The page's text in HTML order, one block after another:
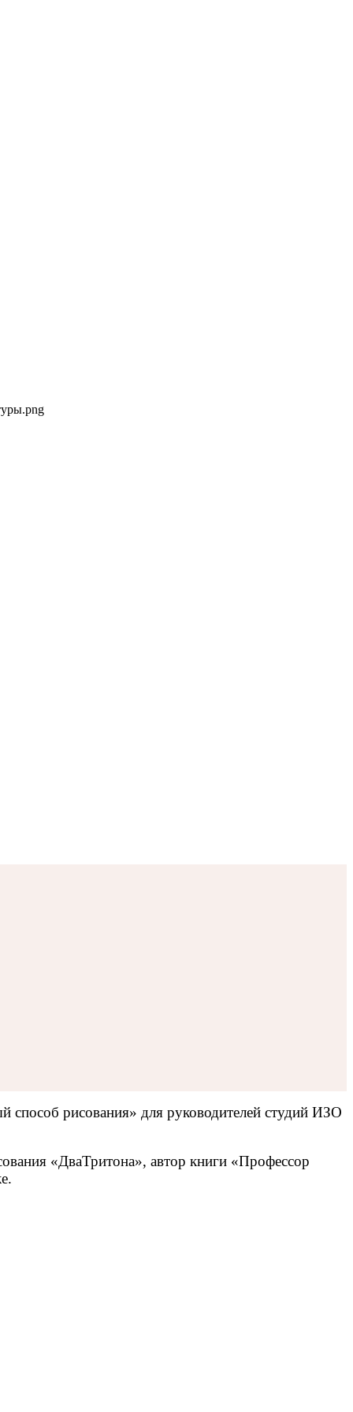
способ рисования» для руководителей студий ИЗО
«ДваТритона», автор книги «Профессор